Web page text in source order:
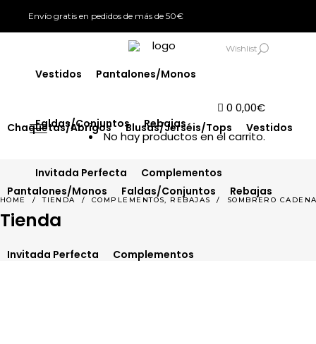
Envío gratis en pedidos de más de 50€
Wishlist
Chaquetas/Abrigos Blusas/Jerséis/Tops Vestidos
Pantalones/Monos Faldas/Conjuntos Rebajas
Invitada Perfecta Complementos
0 0,00€
No hay productos en el carrito.
Chaquetas/Abrigos
Vestidos Pantalones/Monos
Faldas/Conjuntos Rebajas
Invitada Perfecta Complementos
HOME /TIENDA /COMPLEMENTOS, REBAJAS / SOMBRERO
Tienda